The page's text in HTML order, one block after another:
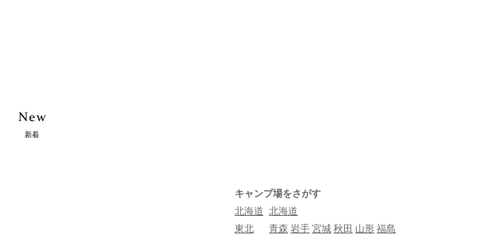
新着
キャンプ場をさがす
北海道 北海道
東北
青森 岩手 宮城 秋田 山形 福島